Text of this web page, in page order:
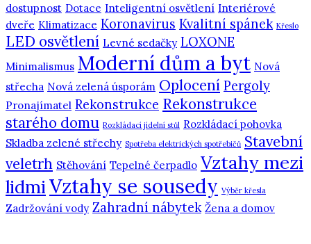
dostupnost Dotace Inteligentní osvětlení Interiérové
dveře Klimatizace Koronavirus Kvalitní spánek Křeslo
LED osvětlení Levné sedačky LOXONE
Minimalismus Moderní dům a byt Nová
střecha Nová zelená úsporám Oplocení Pergoly
Pronajímatel Rekonstrukce Rekonstrukce
starého domu Rozkládací jídelní stůl Rozkládací pohovka
Skladba zelené střechy Spotřeba elektrických spotřebičů Stavební
veletrh Stěhování Tepelné čerpadlo Vztahy mezi
lidmiVztahy se sousedy Výběr křesla
Zadržování vody Zahradní nábytek Žena a domov